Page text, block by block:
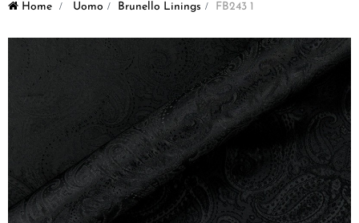
Home > Uomo > Brunello Linings > FB243 1